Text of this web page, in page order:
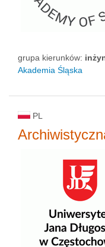
grupa kierunków:
Akademia Śląska
PL